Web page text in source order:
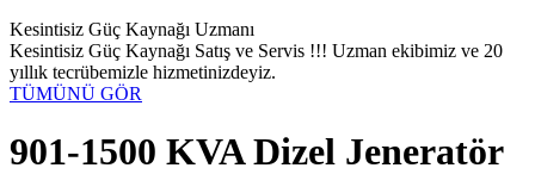
Kesintisiz Güç Kaynağı Uzmanı
Kesintisiz Güç Kaynağı Satış ve Servis !!! Uzman ekibimiz ve 20
yıllık tecrübemizle hizmetinizdeyiz.
TÜMÜNÜ GÖR
901-1500 KVA Dizel Jeneratör